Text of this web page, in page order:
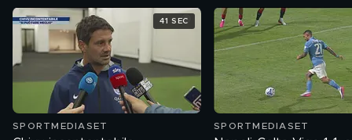
SPORTMEDIASET
41 SEC
SPORTMEDIASET